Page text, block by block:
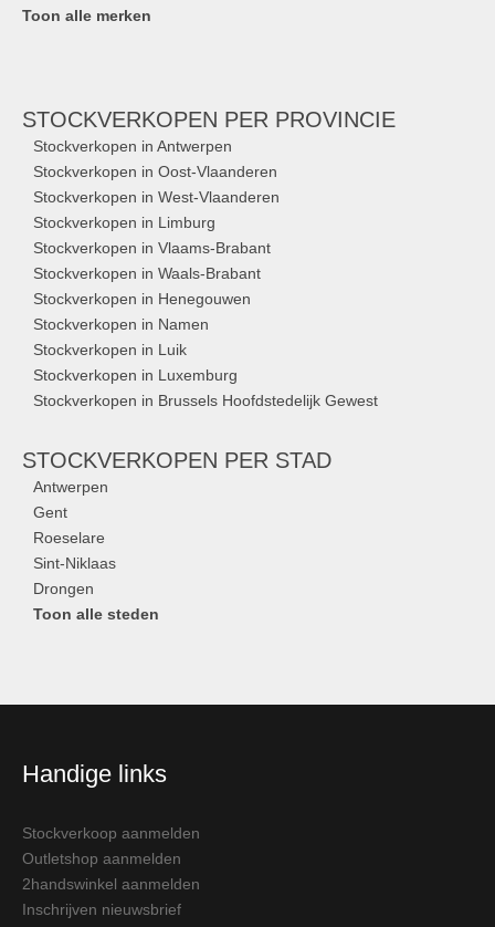
Toon alle merken
STOCKVERKOPEN PER PROVINCIE
Stockverkopen in Antwerpen
Stockverkopen in Oost-Vlaanderen
Stockverkopen in West-Vlaanderen
Stockverkopen in Limburg
Stockverkopen in Vlaams-Brabant
Stockverkopen in Waals-Brabant
Stockverkopen in Henegouwen
Stockverkopen in Namen
Stockverkopen in Luik
Stockverkopen in Luxemburg
Stockverkopen in Brussels Hoofdstedelijk Gewest
STOCKVERKOPEN PER STAD
Antwerpen
Gent
Roeselare
Sint-Niklaas
Drongen
Toon alle steden
Handige links
Stockverkoop aanmelden
Outletshop aanmelden
2handswinkel aanmelden
Inschrijven nieuwsbrief